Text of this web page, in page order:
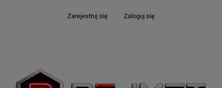
Zarejestruj się Zaloguj się